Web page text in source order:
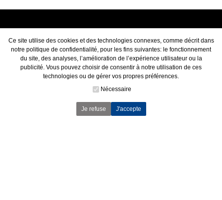
POLITIQUE DE CONFIDENTIALITÉ
TROUVER UN CONCESSIONNAIRE
POLARIS FRANCE
Ce site utilise des cookies et des technologies connexes, comme décrit dans
notre politique de confidentialité, pour les fins suivantes: le fonctionnement
du site, des analyses, l’amélioration de l’expérience utilisateur ou la
publicité. Vous pouvez choisir de consentir à notre utilisation de ces
technologies ou de gérer vos propres préférences.
Nécessaire
Je refuse J'accepte